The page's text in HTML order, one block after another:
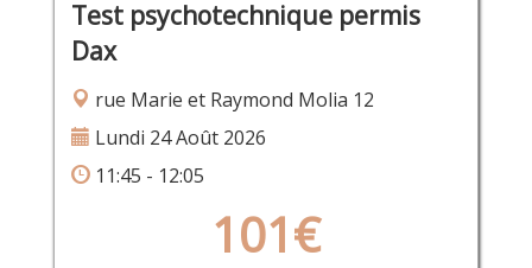
Test psychotechnique permis
Dax
rue Marie et Raymond Molia 12
Lundi 24 Août 2026
11:45 - 12:05
101€